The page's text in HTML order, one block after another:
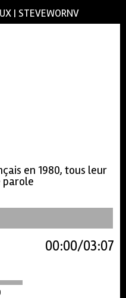
| STEVEWORNV
en 1980, tous leur
parole
03:07
00:00